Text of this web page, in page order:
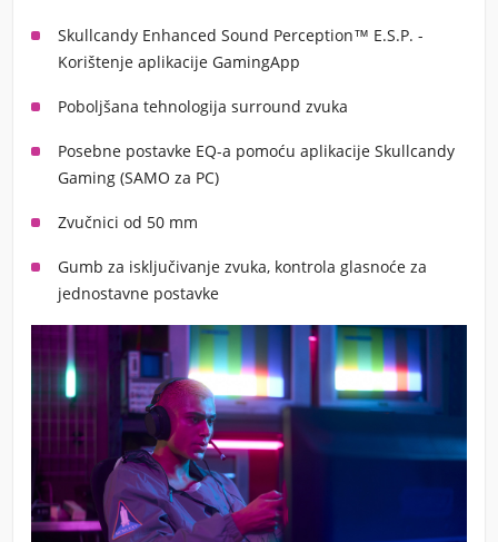
Skullcandy Enhanced Sound Perception™ E.S.P. -
Korištenje aplikacije GamingApp
Poboljšana tehnologija surround zvuka
Posebne postavke EQ-a pomoću aplikacije Skullcandy
Gaming (SAMO za PC)
Zvučnici od 50 mm
Gumb za isključivanje zvuka, kontrola glasnoće za
jednostavne postavke